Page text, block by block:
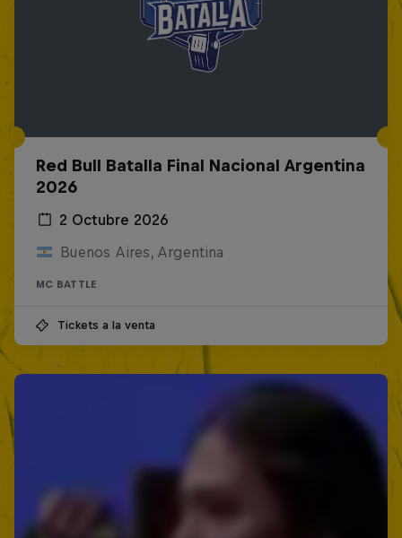
Red Bull Batalla Final Nacional Argentina
2026
2 Octubre 2026
Buenos Aires, Argentina
MC BATTLE
Tickets a la venta